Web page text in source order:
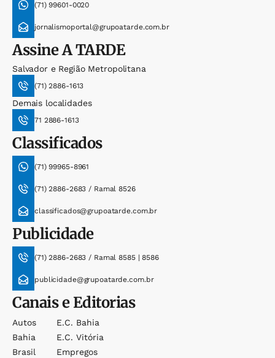
(71) 99601-0020
jornalismoportal@grupoatarde.com.br
AssineA TARDE
Salvador e Região Metropolitana
(71) 2886-1613
Demais localidades
71 2886-1613
Classificados
(71) 99965-8961
(71) 2886-2683 / Ramal 8526
classificados@grupoatarde.com.br
Publicidade
(71) 2886-2683 / Ramal 8585 | 8586
publicidade@grupoatarde.com.br
Canais e Editorias
Autos
Bahia
Brasil
E.c. Bahia
E.c. Vitória
Empregos